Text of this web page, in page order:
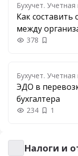
Бухучет. Учетная
Как составить
между
378 Добавить
Бухучет. Учетная
ЭДО в
бухгалтера
234 1
Налоги и
Налоги и